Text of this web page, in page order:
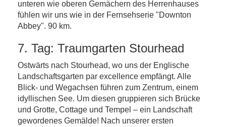
unteren wie oberen Gemächern des Herrenhauses
fühlen wir uns wie in der Fernsehserie "Downton
Abbey". 90 km.
7. Tag: Traumgarten Stourhead
Ostwärts nach Stourhead, wo uns der Englische
Landschaftsgarten par excellence empfängt. Alle
Blick- und Wegachsen führen zum Zentrum, einem
idyllischen See. Um diesen gruppieren sich Brücke
und Grotte, Cottage und Tempel – ein Landschaft
gewordenes Gemälde! Nach unserer ersten